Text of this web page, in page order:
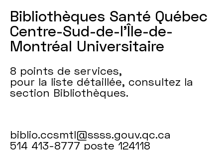
Bibliothèques Santé Québec
Centre-Sud-de-l’Île-de-
Montréal Universitaire
8 points de services,
pour la liste détaillée, consultez la
section Bibliothèques.
biblio.ccsmtl@ssss.gouv.qc.ca
514 413-8777 poste 124118